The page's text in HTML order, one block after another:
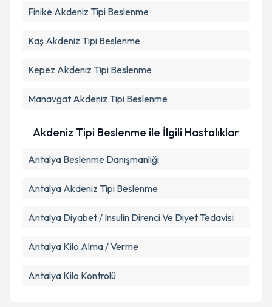
Finike Akdeniz Tipi Beslenme
Kaş Akdeniz Tipi Beslenme
Kepez Akdeniz Tipi Beslenme
Manavgat Akdeniz Tipi Beslenme
Akdeniz Tipi Beslenme ile İlgili Hastalıklar
Antalya Beslenme Danışmanlığı
Antalya Akdeniz Tipi Beslenme
Antalya Diyabet / Insulin Direnci Ve Diyet Tedavisi
Antalya Kilo Alma / Verme
Antalya Kilo Kontrolü